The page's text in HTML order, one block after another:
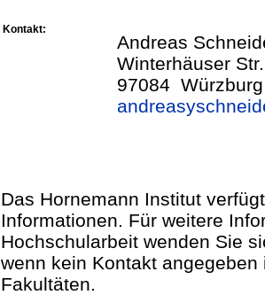
Kontakt:
Andreas
Winterhäuser
97084 Würzburg
Das Hornemann Institut
Informationen. Für weitere
Hochschularbeit wenden Sie
wenn kein Kontakt
Fakultäten.